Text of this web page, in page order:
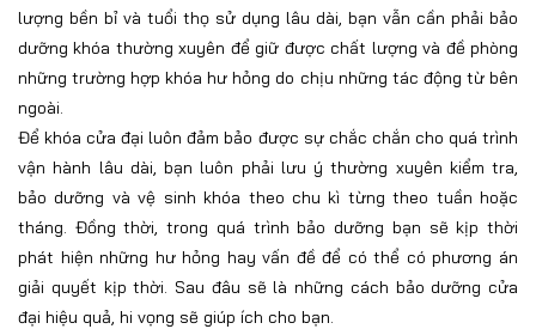
lượng bền bỉ và tuổi thọ sử dụng lâu dài, bạn vẫn cần phải bảo
dưỡng khóa thường xuyên để giữ được chất lượng và đề phòng
những trường hợp khóa hư hỏng do chịu những tác động từ bên
ngoài.
Để khóa cửa đại luôn đảm bảo được sự chắc chắn cho quá trình
vận hành lâu dài, bạn luôn phải lưu ý thường xuyên kiểm tra,
bảo dưỡng và vệ sinh khóa theo chu kì từng theo tuần hoặc
tháng. Đồng thời, trong quá trình bảo dưỡng bạn sẽ kịp thời
phát hiện những hư hỏng hay vấn đề để có thể có phương án
giải quyết kịp thời. Sau đâu sẽ là những cách bảo dưỡng cửa
đại hiệu quả, hi vọng sẽ giúp ích cho bạn.